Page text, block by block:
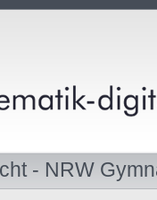
- NRW